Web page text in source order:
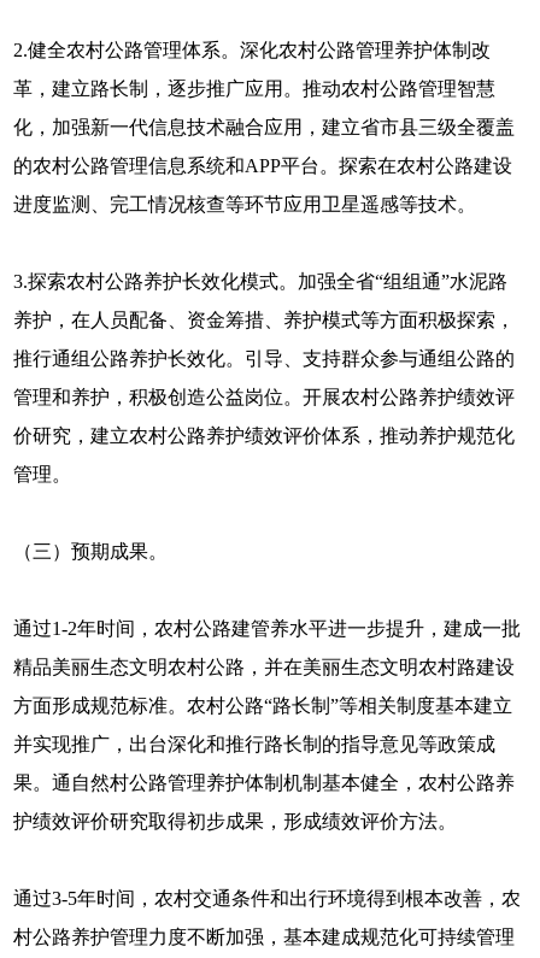
2.健全农村公路管理体系。深化农村公路管理养护体制改
革，建立路长制，逐步推广应用。推动农村公路管理智慧
化，加强新一代信息技术融合应用，建立省市县三级全覆盖
的农村公路管理信息系统和APP平台。探索在农村公路建设
进度监测、完工情况核查等环节应用卫星遥感等技术。
3.探索农村公路养护长效化模式。加强全省“组组通”水泥路
养护，在人员配备、资金筹措、养护模式等方面积极探索，
推行通组公路养护长效化。引导、支持群众参与通组公路的
管理和养护，积极创造公益岗位。开展农村公路养护绩效评
价研究，建立农村公路养护绩效评价体系，推动养护规范化
管理。
（三）预期成果。
通过1-2年时间，农村公路建管养水平进一步提升，建成一批
精品美丽生态文明农村公路，并在美丽生态文明农村路建设
方面形成规范标准。农村公路“路长制”等相关制度基本建立
并实现推广，出台深化和推行路长制的指导意见等政策成
果。通自然村公路管理养护体制机制基本健全，农村公路养
护绩效评价研究取得初步成果，形成绩效评价方法。
通过3-5年时间，农村交通条件和出行环境得到根本改善，农
村公路养护管理力度不断加强，基本建成规范化可持续管理